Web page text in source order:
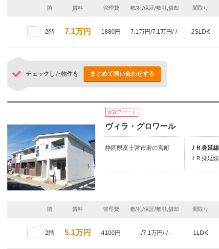
階 賃料 管理費 敷/礼/保証/敷引,償却 間取り
2階 7.1万円 1880円 7.1万円/7.1万円/-/- 2SLDK
チェックした物件を まとめて問い合わせする
賃貸アパート
ヴィラ・グロワール
静岡県富士宮市若の宮町
ＪＲ身延
ＪＲ身延
階 賃料 管理費 敷/礼/保証/敷引,償却 間取り
2階 5.1万円 4100円 -/7.1万円/-/- 1LDK